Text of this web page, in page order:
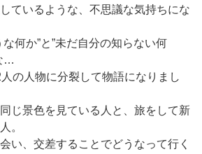
ているような、不思議な気持ちにな
何か”と”未だ自分の知らない何
…
の人物に分裂して物語になりまし
じ景色を見ている人と、旅をして新
。
い、交差することでどうなって行く